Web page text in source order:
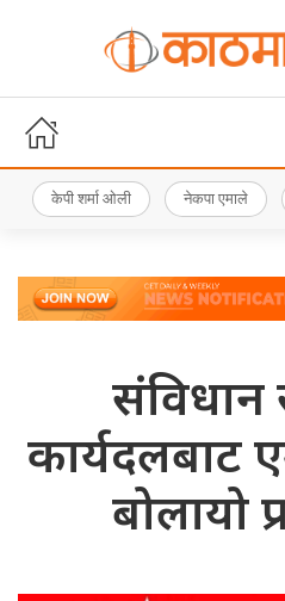
केपी शर्मा ओली नेकपा एमाले
कार्यदलबाट
बोलायो